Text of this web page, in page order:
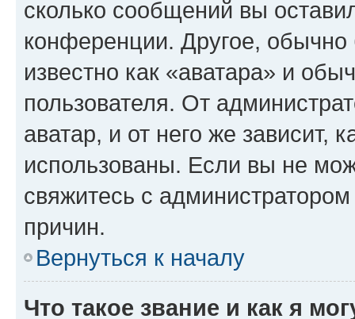
сколько сообщений вы
конференции. Другое,
известно как «аватара» и
пользователя. От
аватар, и от него же зависит,
использованы. Если вы не
свяжитесь с
причин.
Вернуться к началу
Что такое звание и как я